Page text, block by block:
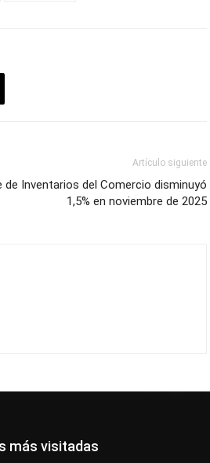
Artículo siguiente
de Inventarios del Comercio disminuyó
1,5% en noviembre de 2025
más visitadas